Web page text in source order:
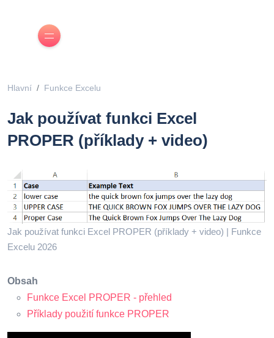
Hlavní Funkce Excelu
Jak používat funkci Excel
PROPER (příklady + video)
Jak používat funkci Excel PROPER (příklady + video) | Funkce
Excelu 2026
Obsah
Funkce Excel PROPER - přehled
Příklady použití funkce PROPER